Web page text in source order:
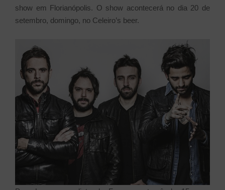
show em Florianópolis. O show acontecerá no dia 20 de
setembro, domingo, no Celeiro’s beer.